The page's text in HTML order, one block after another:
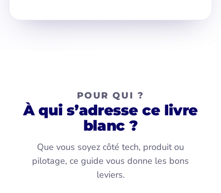
POUR QUI ?
À qui s’adresse ce livre
blanc ?
Que vous soyez côté tech, produit ou
pilotage, ce guide vous donne les bons
leviers.